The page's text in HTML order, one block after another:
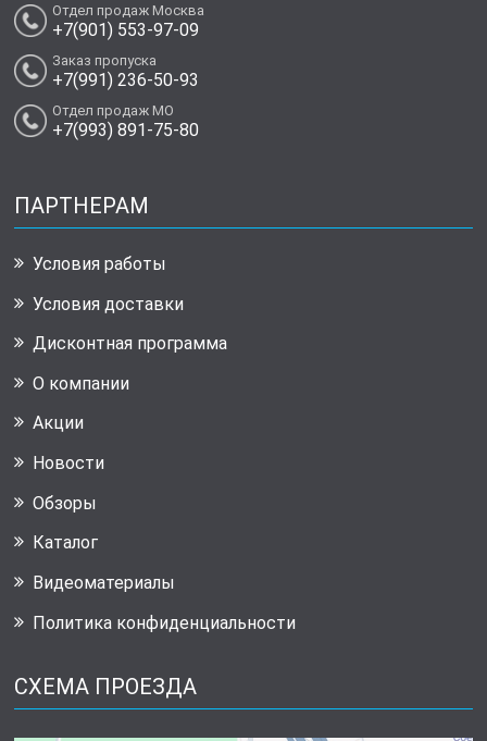
Отдел продаж Москва
+7(901) 553-97-09
Заказ пропуска
+7(991) 236-50-93
Отдел продаж МО
+7(993) 891-75-80
ПАРТНЕРАМ
Условия работы
Условия доставки
Дисконтная программа
О компании
Акции
Новости
Обзоры
Каталог
Видеоматериалы
Политика конфиденциальности
СХЕМА ПРОЕЗДА